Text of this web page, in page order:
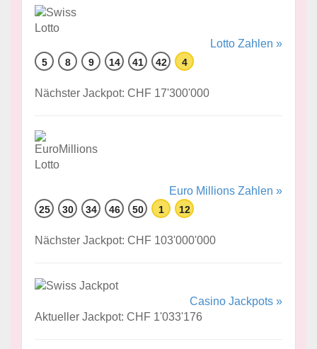
Lotto Zahlen »
5 8 9 14 41 42 4
Nächster Jackpot: CHF 17'300'000
Euro Millions Zahlen »
25 30 34 46 50 1 12
Nächster Jackpot: CHF 103'000'000
Casino Jackpots »
Aktueller Jackpot: CHF 1'033'176